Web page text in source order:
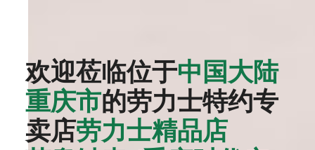
欢迎莅临位于中国大陆
重庆市的劳力士特约专
卖店‭劳力士精品店